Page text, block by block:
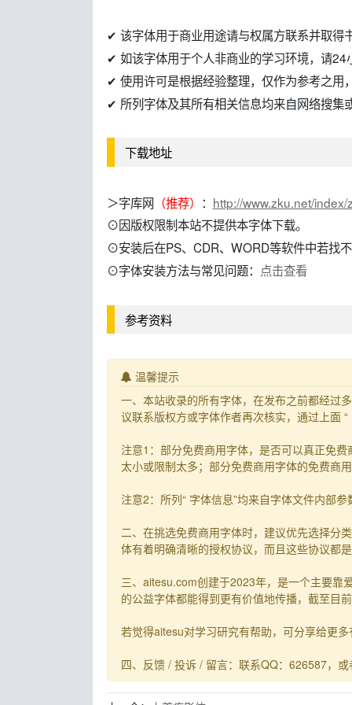
✔ 该字体用于商业用途请与权属方联系并取得
✔ 如该字体用于个人非商业的学习环境，请24
✔ 使用许可是根据经验整理，仅作为参考之用
✔ 所列字体及其所有相关信息均来自网络搜集
下载地址
＞字库网 （推荐） ： http://www.zku.net/
⊙因版权限制本站不提供本字体下载。
⊙安装后在PS、CDR、WORD等软件中若找
⊙字体安装方法与常见问题： 点击查看
参考资料
温馨提示
一、本站收录的所有字体，在发布之前都经过
议联系版权方或字体作者再次核实，通过上面
注意1：部分免费商用字体，是否可以真正免
太小或限制太多；部分免费商用字体的免费商
注意2：所列“ 字体信息”均来自字体文件内部
二、在挑选免费商用字体时，建议优先选择分
体有着明确清晰的授权协议，而且这些协议都
三、aitesu.com创建于2023年，是一个主要靠
的公益字体都能得到更有价值地传播，截至目
若觉得aitesu对学习研究有帮助，可分享给更
四、反馈 / 投诉 / 留言：联系QQ：626587，